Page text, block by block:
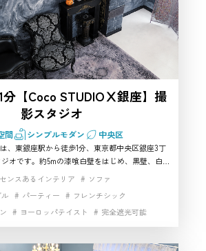
分【Coco STUDIOⅩ銀座】撮
影スタジオ
間 シンプルモダン 中央区
、東銀座駅から徒歩1分、東京都中央区銀座3丁
オです。約5mの漆喰白壁をはじめ、黒壁、白ゴ
たガーデン背景など、異なる世界観を一室で撮
然光に加え、LEDライトやレフ板などの機材も
ト、コスプレ、アパレル、商品撮影、動画制作
す。中央区で華やかな背景を効率よく使いたい方
ジオです。
センスあるインテリア
ソファ
パーティー
フレンチシック
ヨーロッパテイスト
完全遮光可能
小物撮影 海外
海外風スタジオ
白壁 自然光 開放感 階段
雑貨